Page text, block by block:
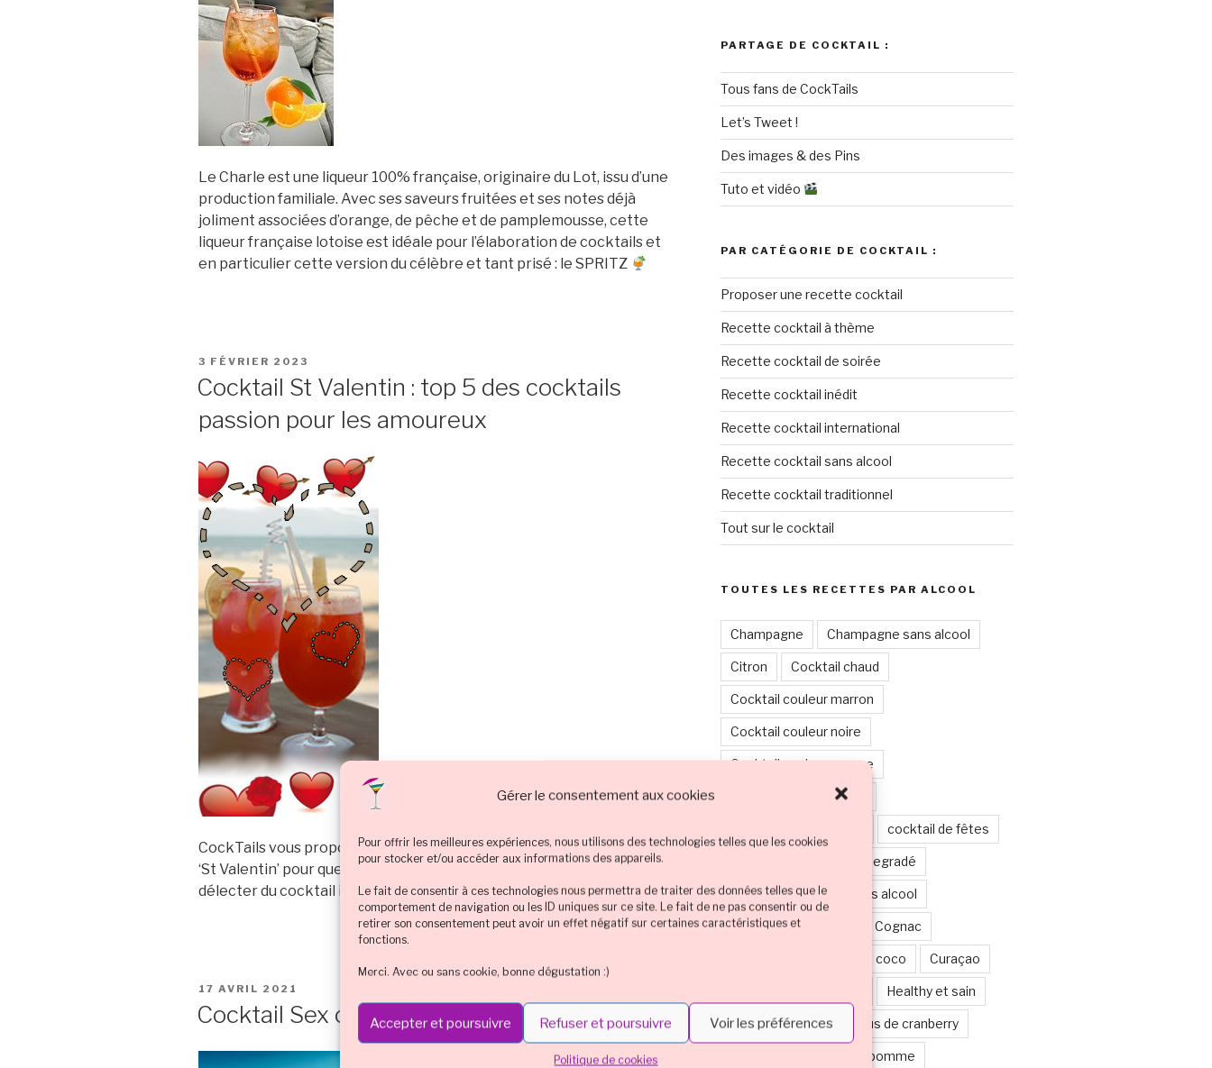
Gérer le consentement aux cookies
Pour offrir les meilleures expériences, nous utilisons des technologies telles que les cookies
pour stocker et/ou accéder aux informations des appareils.
Le fait de consentir à ces technologies nous permettra de traiter des données telles que le
comportement de navigation ou les ID uniques sur ce site. Le fait de ne pas consentir ou de
retirer son consentement peut avoir un effet négatif sur certaines caractéristiques et
fonctions.
Merci. Avec ou sans cookie, bonne dégustation :)
Accepter et poursuivre Refuser et poursuivre Voir les préférences
Politique de cookies
Le Charle est une liqueur 100% française, originaire du Lot, issu d’une
production familiale. Avec ses saveurs fruitées et ses notes déjà
joliment associées d’orange, de pêche et de pamplemousse, cette
liqueur française lotoise est idéale pour l’élaboration de cocktails et
en particulier cette version du célèbre et tant prisé : le SPRITZ
PUBLIÉ
3 FÉVRIER 2023
Cocktail St Valentin : top 5 des cocktails
passion pour les amoureux
CockTails vous propose sa sélection des recettes de cocktail spécial
‘St Valentin’ pour que les romantiques et les amoureux puissent se
délecter du cocktail idéal pour célébrer la fête des amoureux
PUBLIÉ
17 AVRIL 2021
Cocktail Sex on the beach
PARTAGE DE COCKTAIL :
Tous fans de CockTails
Let’s Tweet !
Des images & des Pins
Tuto et vidéo
PAR CATÉGORIE DE COCKTAIL :
Proposer une recette cocktail
Recette cocktail à thème
Recette cocktail de soirée
Recette cocktail inédit
Recette cocktail international
Recette cocktail sans alcool
Recette cocktail traditionnel
Tout sur le cocktail
TOUTES LES RECETTES PAR ALCOOL
Champagne Champagne sans alcool
Citron Cocktail chaud
Cocktail couleur marron
Cocktail couleur noire
Cocktail couleur orange
Cocktail couleur rouge
cocktail de fêtes
Cocktail en étages ou degradé
Cocktail et boisson sans alcool
Cocktail multicolore Cognac
Crème de coco Curaçao
Healthy et sain
Jus de canneberge ou jus de cranberry
Jus de pomme